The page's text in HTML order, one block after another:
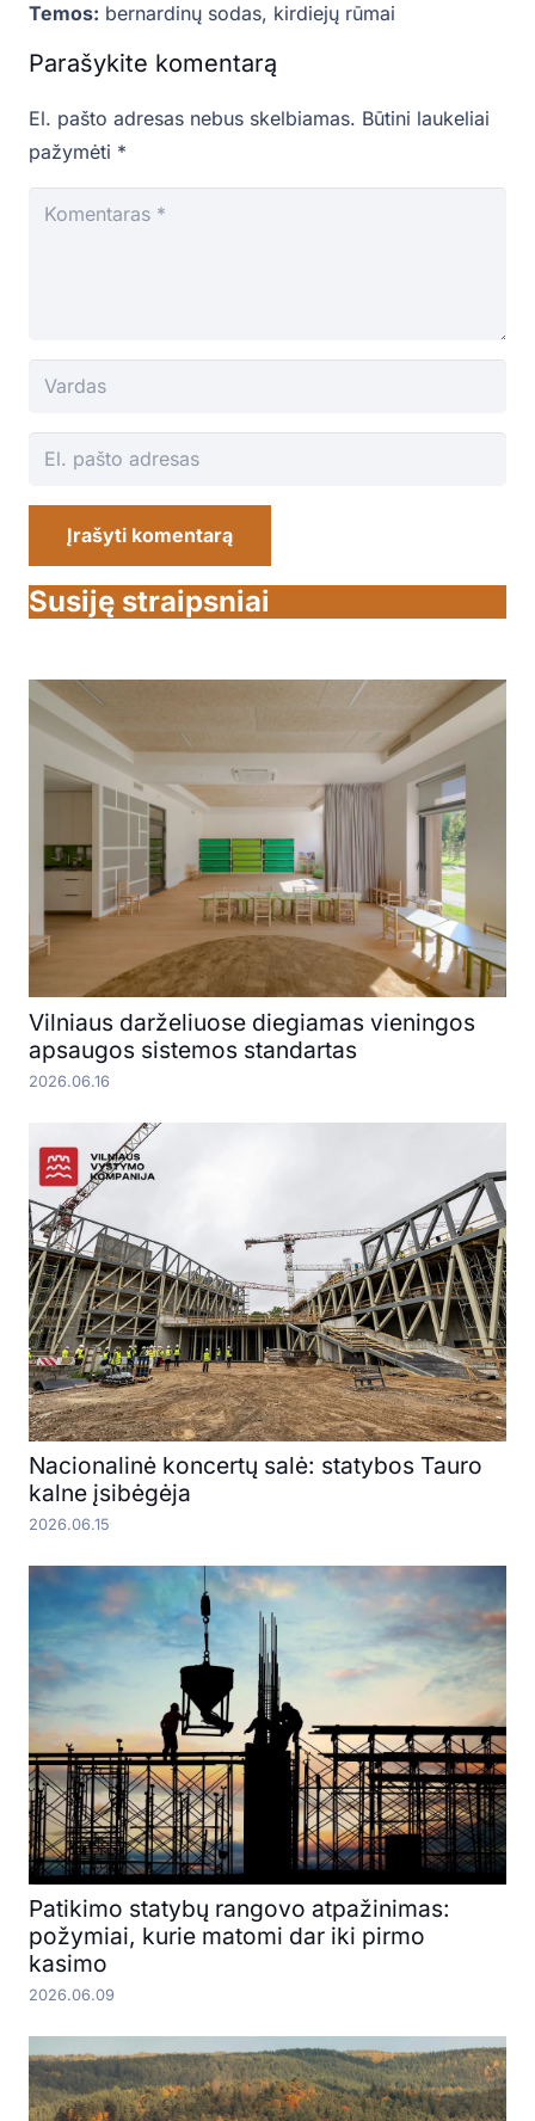
Temos: bernardinų sodas, kirdiejų rūmai
Parašykite komentarą
El. pašto adresas nebus skelbiamas. Būtini laukeliai
pažymėti *
Įrašyti komentarą
Susiję straipsniai
Vilniaus darželiuose diegiamas vieningos
apsaugos sistemos standartas
2026.06.16
Nacionalinė koncertų salė: statybos Tauro
kalne įsibėgėja
2026.06.15
Patikimo statybų rangovo atpažinimas:
požymiai, kurie matomi dar iki pirmo
kasimo
2026.06.09